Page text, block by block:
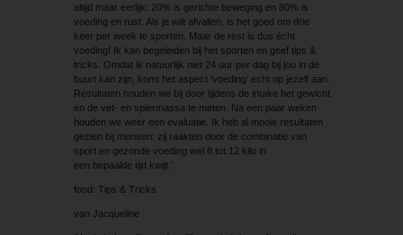
altijd maar eerlijk: 20% is gerichte beweging en 80% is
voeding en rust. Als je wilt afvallen, is het goed om drie
keer per week te sporten. Maar de rest is dus écht
voeding! Ik kan begeleiden bij het sporten en geef tips &
tricks. Omdat ik natuurlijk niet 24 uur per dag bij jou in de
buurt kan zijn, komt het aspect ‘voeding’ echt op jezelf aan.
Resultaten houden we bij door tijdens de intake het gewicht
en de vet- en spiermassa te meten. Na een paar weken
houden we weer een evaluatie. Ik heb al mooie resultaten
gezien bij mensen: zij raakten door de combinatie van
sport en gezonde voeding wel 8 tot 12 kilo in
een bepaalde tijd kwijt.’
food: Tips & Tricks
van Jacqueline